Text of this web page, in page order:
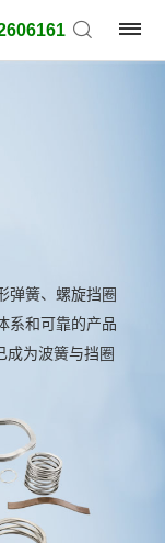
弹簧、螺旋挡圈
系和可靠的产品
成为波簧与挡圈